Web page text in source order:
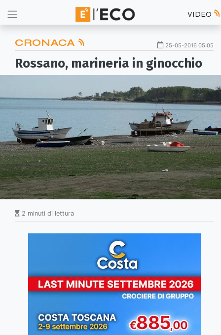
VIDEO
CRONACA 25-05-2016 05:05
Rossano, marineria in ginocchio
2 minuti di lettura